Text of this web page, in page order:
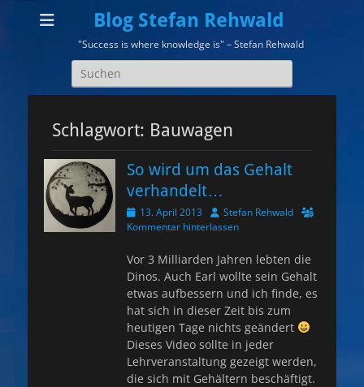
Blog Stefan Rehwald
"Success is where knowledge is" – Stefan Rehwald
Suchen
nach:
Schlagwort: Bauwagen
So wird um das Gehalt
verhandelt…
Veröffentlicht
am
13. April 2013 AutorStefan Rehwald
Kommentar hinterlassen
Vor 3 Milliarden Jahren lebten die
Dinos. Auch Earl wollte sein Gehalt
etwas aufbessern und ich finde, es
hat sich in dieser Zeit bis zum
heutigen Tage nichts geändert
Dieses Video sollte in jeder
Lehrveranstaltung gezeigt werden,
die sich mit Gehältern beschäftigt.